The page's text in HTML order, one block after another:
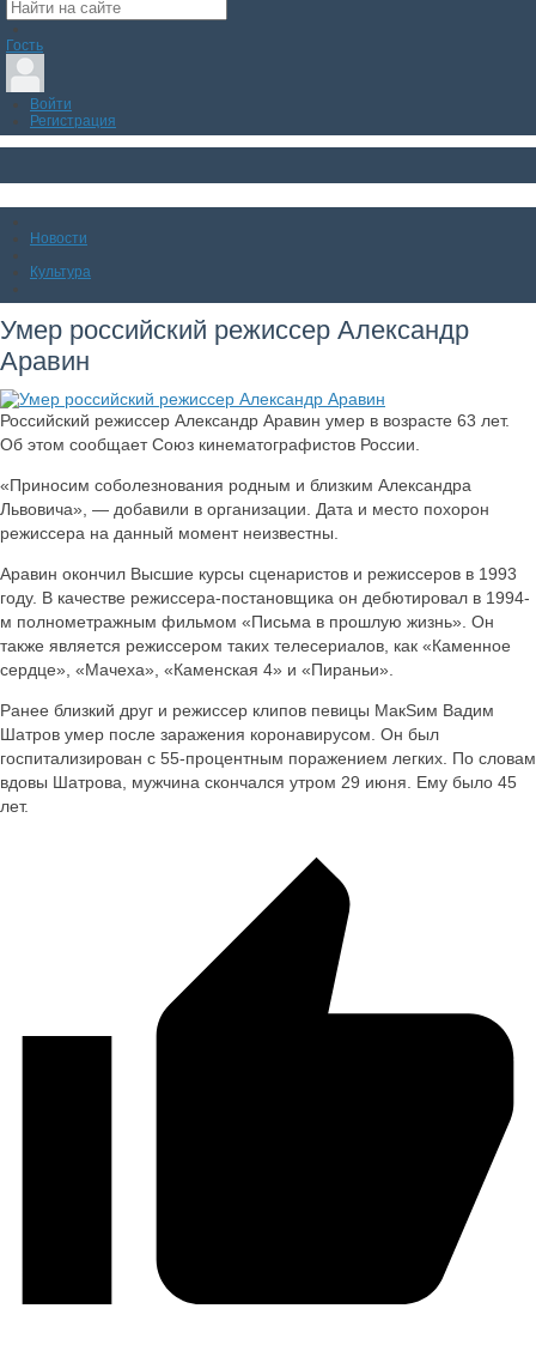
Гость
Войти
Регистрация
Новости
Культура
Умер российский режиссер Александр
Аравин
Российский режиссер Александр Аравин умер в возрасте 63 лет.
Об этом сообщает Союз кинематографистов России.
«Приносим соболезнования родным и близким Александра
Львовича», — добавили в организации. Дата и место похорон
режиссера на данный момент неизвестны.
Аравин окончил Высшие курсы сценаристов и режиссеров в 1993
году. В качестве режиссера-постановщика он дебютировал в 1994-
м полнометражным фильмом «Письма в прошлую жизнь». Он
также является режиссером таких телесериалов, как «Каменное
сердце», «Мачеха», «Каменская 4» и «Пираньи».
Ранее близкий друг и режиссер клипов певицы МакSим Вадим
Шатров умер после заражения коронавирусом. Он был
госпитализирован с 55-процентным поражением легких. По словам
вдовы Шатрова, мужчина скончался утром 29 июня. Ему было 45
лет.